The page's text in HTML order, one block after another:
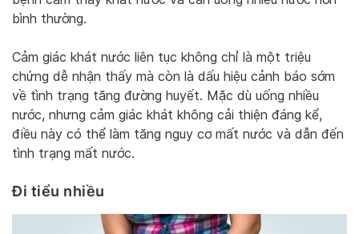
bình thường.
Cảm giác khát nước liên tục không chỉ là một triệu
chứng dễ nhận thấy mà còn là dấu hiệu cảnh báo sớm
về tình trạng tăng đường huyết. Mặc dù uống nhiều
nước, nhưng cảm giác khát không cải thiện đáng kể,
điều này có thể làm tăng nguy cơ mất nước và dẫn đến
tình trạng mất nước.
Đi tiểu nhiều